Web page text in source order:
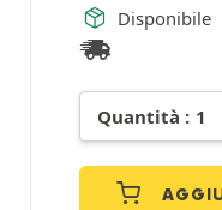
Disponibile